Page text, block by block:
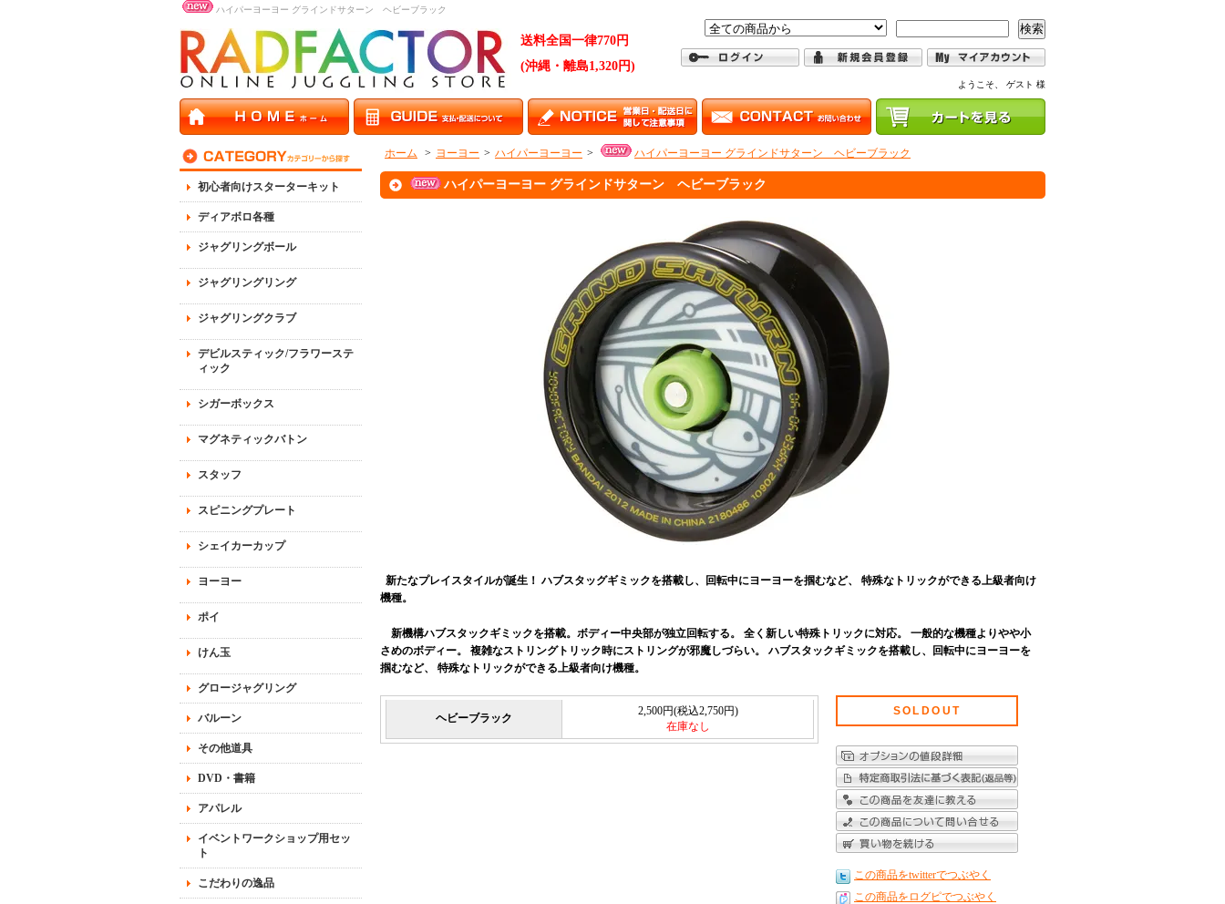
ハイパーヨーヨー グラインドサターン ヘビーブラック
送料全国一律770円
(沖縄・離島1,320円)
検索
ようこそ、 ゲスト 様
初心者向けスターターキット
ディアボロ各種
ジャグリングボール
ジャグリングリング
ジャグリングクラブ
デビルスティック/フラワーステ
ィック
シガーボックス
マグネティックバトン
スタッフ
スピニングプレート
シェイカーカップ
ヨーヨー
ポイ
けん玉
グロージャグリング
バルーン
その他道具
DVD・書籍
アパレル
イベントワークショップ用セッ
ト
こだわりの逸品
ホーム > ヨーヨー > ハイパーヨーヨー > ハイパーヨーヨー グラインドサターン ヘビーブラック
ハイパーヨーヨー グラインドサターン ヘビーブラック
新たなプレイスタイルが誕生！ ハブスタッグギミックを搭載し、回転中にヨーヨーを掴むなど、 特殊なトリックができる上級者向け
機種。
新機構ハブスタックギミックを搭載。ボディー中央部が独立回転する。 全く新しい特殊トリックに対応。 一般的な機種よりやや小
さめのボディー。 複雑なストリングトリック時にストリングが邪魔しづらい。 ハブスタックギミックを搭載し、回転中にヨーヨーを
掴むなど、 特殊なトリックができる上級者向け機種。
ヘビーブラック
2,500円(税込2,750円)
在庫なし
SOLDOUT
この商品をtwitterでつぶやく
この商品をログピでつぶやく